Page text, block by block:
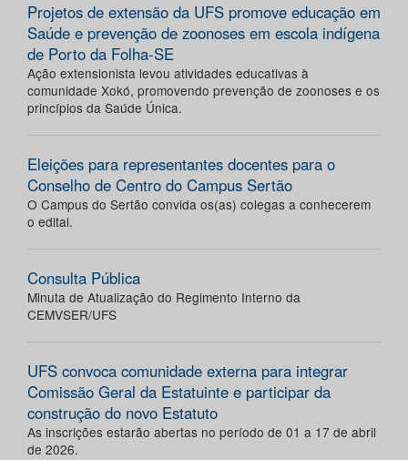
Projetos de extensão da UFS promove educação em
Saúde e prevenção de zoonoses em escola indígena
de Porto da Folha-SE
Ação extensionista levou atividades educativas à
comunidade Xokó, promovendo prevenção de zoonoses e os
princípios da Saúde Única.
Eleições para representantes docentes para o
Conselho de Centro do Campus Sertão
O Campus do Sertão convida os(as) colegas a conhecerem
o edital.
Consulta Pública
Minuta de Atualização do Regimento Interno da
CEMVSER/UFS
UFS convoca comunidade externa para integrar
Comissão Geral da Estatuinte e participar da
construção do novo Estatuto
As inscrições estarão abertas no período de 01 a 17 de abril
de 2026.